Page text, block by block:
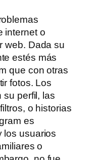
internet o
web. Dada su
estés más
que con otras
fotos. Los
su perfil, las
o historias
es
los usuarios
o